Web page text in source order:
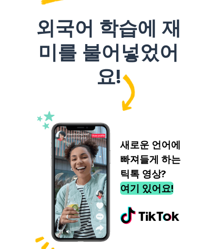
외국어 학습에 재
미를 불어넣었어
요!
새로운 언어에
빠져들게 하는
틱톡 영상?
여기 있어요!